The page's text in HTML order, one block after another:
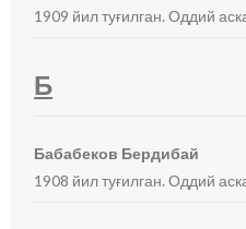
1909 йил туғилган. Оддий
Б
Бабабеков Бердибай
1908 йил туғилган. Оддий